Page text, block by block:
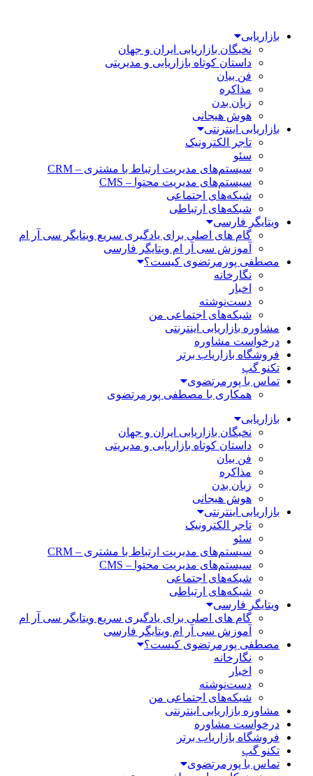
بازاریابی
نخبگان بازاریابی ایران و جهان
داستان کوتاه بازاریابی و مدیریتی
فن بیان
مذاکره
زبان بدن
هوش هیجانی
بازاریابی اینترنتی
تاجر الکترونیک
سئو
سیستم‌های مدیریت ارتباط با مشتری – CRM
سیستم‌های مدیریت محتوا – CMS
شبکه‌های اجتماعی
شبکه‌های ارتباطی
ویتایگر فارسی
گام های اصلی برای یادگیری سریع ویتایگر سی آر ام
آموزش سی آر ام ویتایگر فارسی
مصطفی پورمرتضوی کیست؟
نگارخانه
اخبار
دست‌نوشته
شبکه‌های اجتماعی من
مشاوره بازاریابی اینترنتی
درخواست مشاوره
فروشگاه بازاریاب برتر
تکنو گپ
تماس با پورمرتضوی
همکاری با مصطفی پورمرتضوی
بازاریابی
نخبگان بازاریابی ایران و جهان
داستان کوتاه بازاریابی و مدیریتی
فن بیان
مذاکره
زبان بدن
هوش هیجانی
بازاریابی اینترنتی
تاجر الکترونیک
سئو
سیستم‌های مدیریت ارتباط با مشتری – CRM
سیستم‌های مدیریت محتوا – CMS
شبکه‌های اجتماعی
شبکه‌های ارتباطی
ویتایگر فارسی
گام های اصلی برای یادگیری سریع ویتایگر سی آر ام
آموزش سی آر ام ویتایگر فارسی
مصطفی پورمرتضوی کیست؟
نگارخانه
اخبار
دست‌نوشته
شبکه‌های اجتماعی من
مشاوره بازاریابی اینترنتی
درخواست مشاوره
فروشگاه بازاریاب برتر
تکنو گپ
تماس با پورمرتضوی